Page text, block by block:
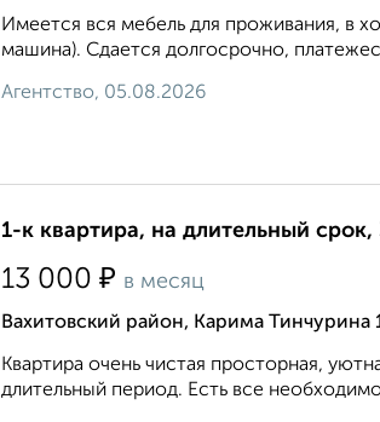
Имеется вся мебель для проживания, в
машина). Сдается долгосрочно,
Агентство, 05.08.2026
1-к квартира, на длительный
13 000 ₽ в месяц
Вахитовский район, Карима Тинчурина
Квартира очень чистая просторная,
длительный период. Есть все